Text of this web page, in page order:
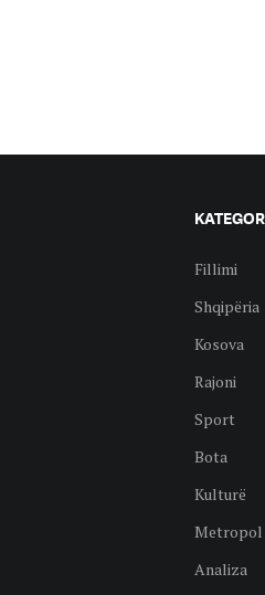
Fillimi
Shqipëria
Kosova
Rajoni
Sport
Bota
Kulturë
Metropol
Analiza